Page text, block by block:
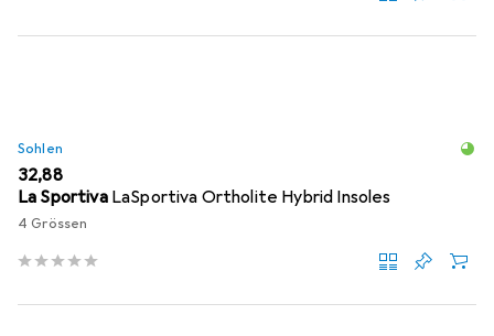
Sohlen
EUR
32,88
La Sportiva LaSportiva Ortholite Hybrid Insoles
4 Grössen